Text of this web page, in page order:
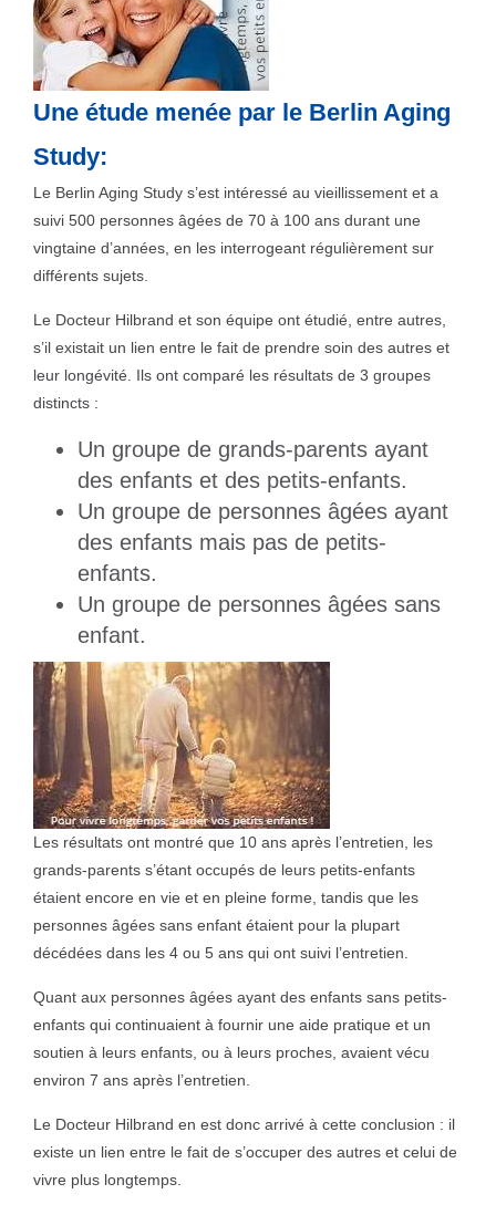
Une étude menée par le Berlin Aging
Study:
Le Berlin Aging Study s’est intéressé au vieillissement et a
suivi 500 personnes âgées de 70 à 100 ans durant une
vingtaine d’années, en les interrogeant régulièrement sur
différents sujets.
Le Docteur Hilbrand et son équipe ont étudié, entre autres,
s’il existait un lien entre le fait de prendre soin des autres et
leur longévité. Ils ont comparé les résultats de 3 groupes
distincts :
Un groupe de grands-parents ayant
des enfants et des petits-enfants.
Un groupe de personnes âgées ayant
des enfants mais pas de petits-
enfants.
Un groupe de personnes âgées sans
enfant.
Les résultats ont montré que 10 ans après l’entretien, les
grands-parents s’étant occupés de leurs petits-enfants
étaient encore en vie et en pleine forme, tandis que les
personnes âgées sans enfant étaient pour la plupart
décédées dans les 4 ou 5 ans qui ont suivi l’entretien.
Quant aux personnes âgées ayant des enfants sans petits-
enfants qui continuaient à fournir une aide pratique et un
soutien à leurs enfants, ou à leurs proches, avaient vécu
environ 7 ans après l’entretien.
Le Docteur Hilbrand en est donc arrivé à cette conclusion : il
existe un lien entre le fait de s’occuper des autres et celui de
vivre plus longtemps.